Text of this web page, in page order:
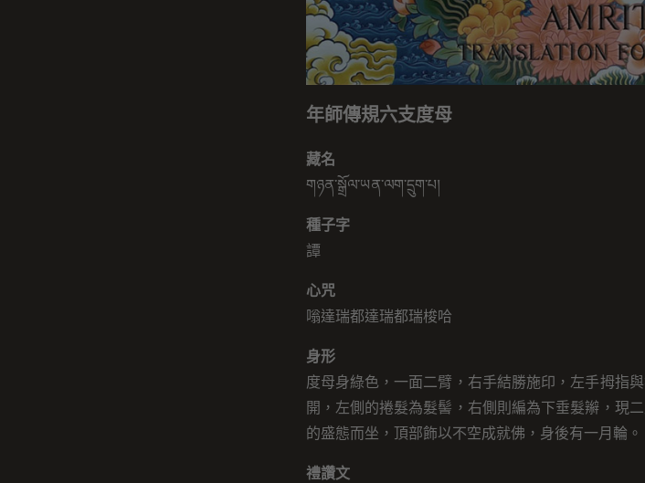
年師傳規六支度母
藏名
གཉན་སྒྲོལ་ཡན་ལག་དྲུག་པ།
種子字
譚
心咒
嗡達瑞都達瑞都瑞梭哈
身形
度母身綠色，一面二臂，右手結勝施印，左手拇指
開，左側的捲髮為髮髻，右側則編為下垂髮辮，現
的盛態而坐，頂部飾以不空成就佛，身後有一月輪。
禮讚文